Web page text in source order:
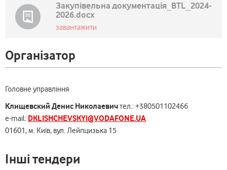
Закупівельна документація_BTL_2024-
2026.docx
завантажити
Організатор
Головне управління
Клищевский Денис Николаевичтел.: +380501102466
e-mail: DKLISHCHEVSKYI@VODAFONE.UA
01601, м. Київ, вул. Лейпцизька 15
Інші тендери